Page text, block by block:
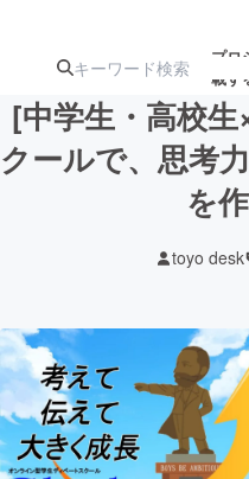
プロ
載す
注目の新
ジェクト
テクノロジー・
映像・映画
[中学生・高校
クールで、思考
を
toyo desk